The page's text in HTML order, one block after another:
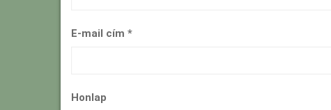
E-mail cím *
Honlap